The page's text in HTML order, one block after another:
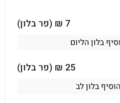
7 ₪ (פר בלון)
25 ₪ (פר בלון)